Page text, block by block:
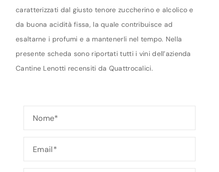
caratterizzati dal giusto tenore zuccherino e alcolico e
da buona acidità fissa, la quale contribuisce ad
esaltarne i profumi e a mantenerli nel tempo. Nella
presente scheda sono riportati tutti i vini dell’azienda
Cantine Lenotti recensiti da Quattrocalici.